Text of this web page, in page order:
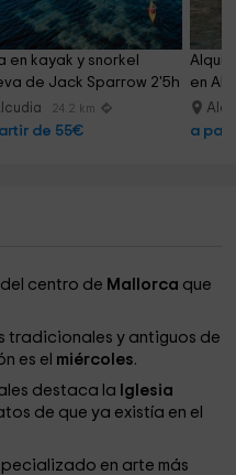
en kayak y snorkel
de Jack Sparrow 2'5h
24.2 km
de 55€
en
a
centro de Mallorca que
tradicionales y antiguos de
es el miércoles.
destaca la Iglesia
de que ya existía en el
en arte más